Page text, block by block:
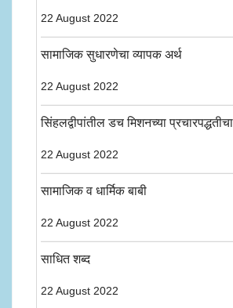
22 August 2022
सामाजिक सुधारणेचा व्यापक अर्थ
22 August 2022
सिंहलद्वीपांतील डच मिशनच्या
22 August 2022
सामाजिक व धार्मिक बाबी
22 August 2022
साधित शब्द
22 August 2022